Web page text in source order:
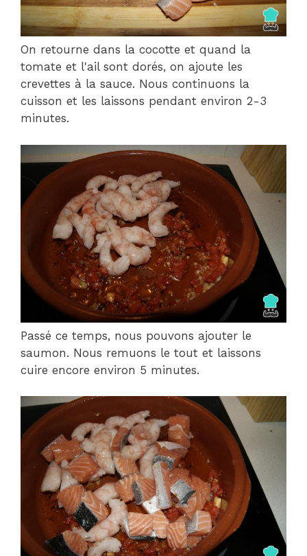
On retourne dans la cocotte et quand la
tomate et l'ail sont dorés, on ajoute les
crevettes à la sauce. Nous continuons la
cuisson et les laissons pendant environ 2-3
minutes.
Passé ce temps, nous pouvons ajouter le
saumon. Nous remuons le tout et laissons
cuire encore environ 5 minutes.